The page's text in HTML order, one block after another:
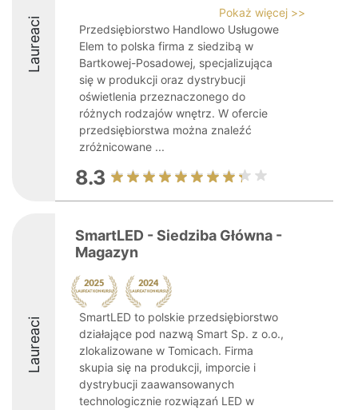
Laureaci
Pokaż więcej >>
Przedsiębiorstwo Handlowo Usługowe
Elem to polska firma z siedzibą w
Bartkowej-Posadowej, specjalizująca
się w produkcji oraz dystrybucji
oświetlenia przeznaczonego do
różnych rodzajów wnętrz. W ofercie
przedsiębiorstwa można znaleźć
zróżnicowane ...
8.3
Laureaci
SmartLED - Siedziba Główna -
Magazyn
SmartLED to polskie przedsiębiorstwo
działające pod nazwą Smart Sp. z o.o.,
zlokalizowane w Tomicach. Firma
skupia się na produkcji, imporcie i
dystrybucji zaawansowanych
technologicznie rozwiązań LED w